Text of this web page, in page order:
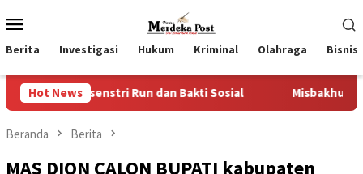
ke
kontenMobile
Berita Investigasi Hukum Kriminal Olahraga Bisnis
Hot News
Run dan Bakti Sosial Misbakhun, “Ideologi
Beranda Berita
MAS DION CALON BUPATI kabupaten